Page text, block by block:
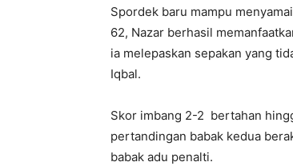
Spordek baru mampu
62, Nazar berhasil
ia melepaskan sepakan yang
Iqbal.
Skor imbang 2-2 bertahan
pertandingan babak kedua
babak adu penalti.